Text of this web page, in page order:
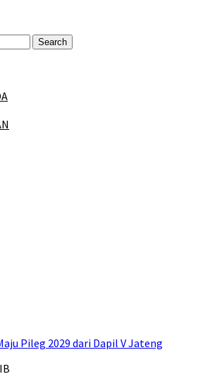
Pileg 2029 dari Dapil V Jateng